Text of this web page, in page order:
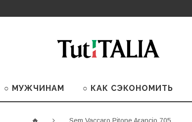
○ МУЖЧИНАМ ○ КАК СЭКОНОМИТЬ